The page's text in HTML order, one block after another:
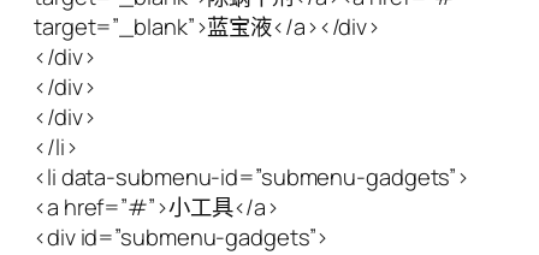
target=”_blank”>蓝宝液</a></div>
</div>
</div>
</div>
</li>
<li data-submenu-id=”submenu-gadgets”>
<a href=”#”>小工具</a>
<div id=”submenu-gadgets”>